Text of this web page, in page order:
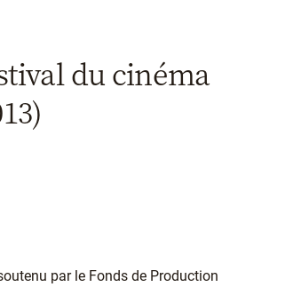
du cinéma
par le Fonds de Production